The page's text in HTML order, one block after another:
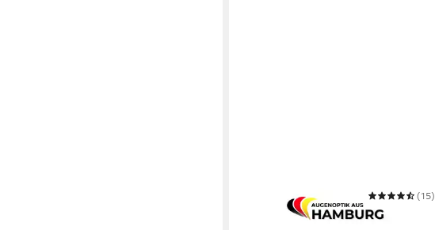
Sonnenbrille Polarized, Sportlich,
(15)